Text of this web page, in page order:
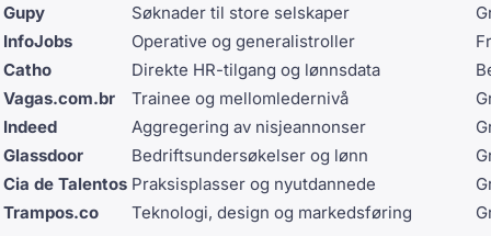
Gupy
Søknader til store selskaper
InfoJobs
Operative og generalistroller
Catho
Direkte HR-tilgang og lønnsdata
Vagas.com.br
Trainee og mellomledernivå
Indeed
Aggregering av nisjeannonser
Glassdoor
Bedriftsundersøkelser og lønn
Cia de Talentos Praksisplasser og nyutdannede
Trampos.co
Teknologi, design og markedsføring